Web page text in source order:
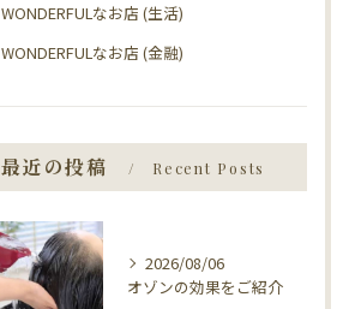
WONDERFULなお店 (生活)
WONDERFULなお店 (金融)
最近の投稿 Recent Posts
2026/08/06
オゾンの効果をご紹介